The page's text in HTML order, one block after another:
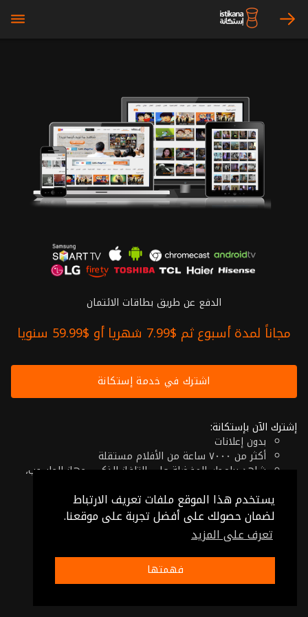
يستخدم هذا الموقع ملفات تعريف الارتباط
لضمان حصولك على أفضل تجربة على موقعنا.
تعرف على المزيد
فهمتها
arrow_right
bars
الدفع عن طريق بطاقات الائتمان
مجاناً لمدة أسبوع ثم $7.99 شهريا أو $59.99 سنويا
اشترك في خدمة إستكانة
إشترك الآن بإستكانة:
بدون إعلانات
أكثر من ٧٠٠٠ ساعة من الأفلام مستقلة
شاهد برامجك المفضلة على التلفاز الذكي، جهاز الحاسوب،
إلغاء في أي وقت
فقط $7.99 شهريا أو $59.99 سنويا
شروط الإستخدام-